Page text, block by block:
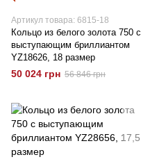
Артикул товара: 6815-18
Кольцо из белого золота 750 с
выступающим бриллиантом
YZ18626, 18 размер
50 024 грн 56 846 грн